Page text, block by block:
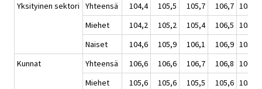
Yksityinen sektori
Yhteensä 104,4 105,5 105,7 106,7 105,6
Miehet
104,2 105,2 105,4 106,5 105,3
Naiset
104,6 105,9 106,1 106,9 105,9
Kunnat
Yhteensä 106,6 106,6 106,7 106,8 106,7
Miehet
105,6 105,6 105,5 105,6 105,6